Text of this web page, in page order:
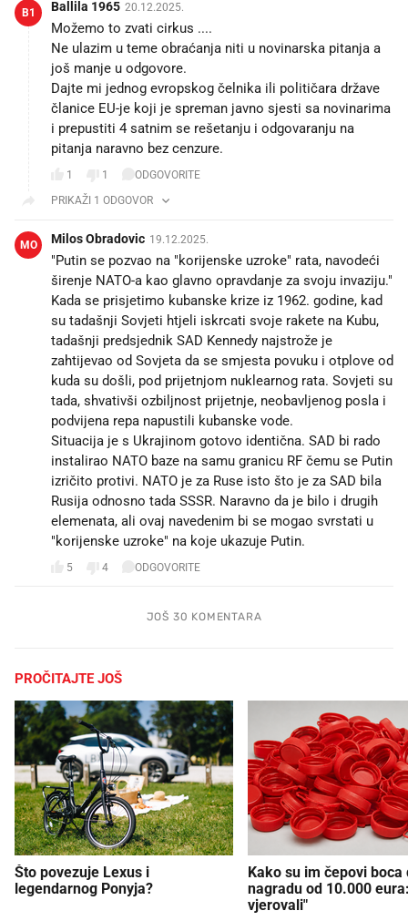
B1 Ballila 1965 20.12.2025.
Možemo to zvati cirkus ....
Ne ulazim u teme obraćanja niti u novinarska pitanja a
još manje u odgovore.
Dajte mi jednog evropskog čelnika ili političara države
članice EU-je koji je spreman javno sjesti sa novinarima
i prepustiti 4 satnim se rešetanju i odgovaranju na
pitanja naravno bez cenzure.
1 1
ODGOVORITE
PRIKAŽI 1 ODGOVOR
MO Milos Obradovic 19.12.2025.
"Putin se pozvao na "korijenske uzroke" rata, navodeći
širenje NATO-a kao glavno opravdanje za svoju invaziju."
Kada se prisjetimo kubanske krize iz 1962. godine, kad
su tadašnji Sovjeti htjeli iskrcati svoje rakete na Kubu,
tadašnji predsjednik SAD Kennedy najstrože je
zahtijevao od Sovjeta da se smjesta povuku i otplove od
kuda su došli, pod prijetnjom nuklearnog rata. Sovjeti su
tada, shvativši ozbiljnost prijetnje, neobavljenog posla i
podvijena repa napustili kubanske vode.
Situacija je s Ukrajinom gotovo identična. SAD bi rado
instalirao NATO baze na samu granicu RF čemu se Putin
izričito protivi. NATO je za Ruse isto što je za SAD bila
Rusija odnosno tada SSSR. Naravno da je bilo i drugih
elemenata, ali ovaj navedenim bi se mogao svrstati u
"korijenske uzroke" na koje ukazuje Putin.
5 4 ODGOVORITE
JOŠ 30 KOMENTARA
PROČITAJTE JOŠ
Što povezuje Lexus i
legendarnog Ponyja?
Kako su im čepovi boca
nagradu od 10.000
vjerovali"